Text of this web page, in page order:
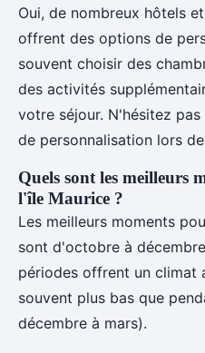
Oui, de nombreux hôtels
offrent des options de
souvent choisir des
des activités
votre séjour. N'hésitez
de personnalisation lors
Quels sont les meilleurs
l'île Maurice ?
Les meilleurs moments
sont d'octobre à
périodes offrent un climat
souvent plus bas que
décembre à mars).